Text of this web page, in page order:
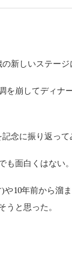
新しいステー
を崩してディ
念に振り返っ
も面白くはない
10年前から溜
うと思った。